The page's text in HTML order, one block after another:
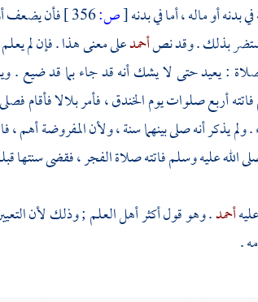
أو ماله ، أما في بدنه[ص:356 ]
فأن يضعف
يستضر بذلك . وقد نصأحمدعلى معنى هذا . فإن لم
: يعيد حتى لا يشك أنه قد جاء بما قد ضيع .
أربع صلوات يومالخندق، فأمر بلالا فأقام
يذكر أنه صلى بينهما سنة ، ولأن المفروضة أهم ،
الله عليه وسلم فاتته صلاة الفجر ، فقضى سنتها
أحمد. وهو قول أكثر أهل العلم ; وذلك لأن
.